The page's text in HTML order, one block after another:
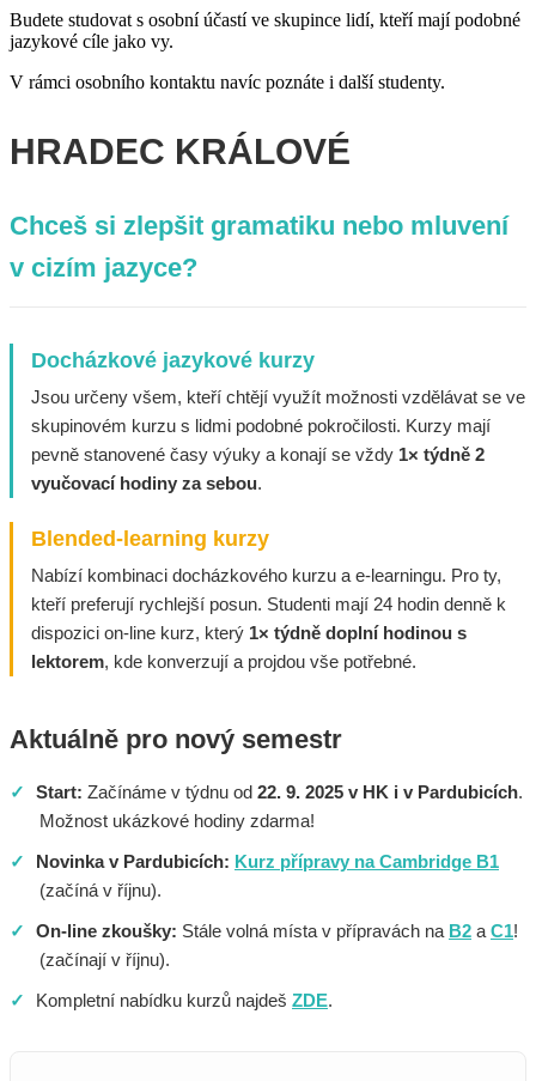
Budete studovat s osobní účastí ve skupince lidí, kteří mají podobné
jazykové cíle jako vy.
V rámci osobního kontaktu navíc poznáte i další studenty.
HRADEC KRÁLOVÉ
Chceš si zlepšit gramatiku nebo mluvení
v cizím jazyce?
Docházkové jazykové kurzy
Jsou určeny všem, kteří chtějí využít možnosti vzdělávat se ve
skupinovém kurzu s lidmi podobné pokročilosti. Kurzy mají
pevně stanovené časy výuky a konají se vždy 1× týdně 2
vyučovací hodiny za sebou.
Blended-learning kurzy
Nabízí kombinaci docházkového kurzu a e-learningu. Pro ty,
kteří preferují rychlejší posun. Studenti mají 24 hodin denně k
dispozici on-line kurz, který 1× týdně doplní hodinou s
lektorem, kde konverzují a projdou vše potřebné.
Aktuálně pro nový semestr
✓ Start: Začínáme v týdnu od 22. 9. 2025 v HK i v Pardubicích.
Možnost ukázkové hodiny zdarma!
✓
Novinka v Pardubicích: Kurz přípravy na Cambridge B1
(začíná v říjnu).
✓
On-line zkoušky: Stále volná místa v přípravách na B2 a C1!
(začínají v říjnu).
✓
Kompletní nabídku kurzů najdeš ZDE.